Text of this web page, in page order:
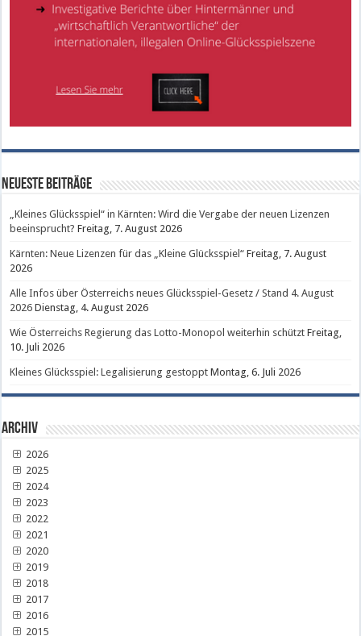
Neueste Beiträge
„Kleines Glücksspiel“ in Kärnten: Wird die Vergabe der neuen Lizenzen
beeinsprucht? Freitag, 7. August 2026
Kärnten: Neue Lizenzen für das „Kleine Glücksspiel“ Freitag, 7. August
2026
Alle Infos über Österreichs neues Glücksspiel-Gesetz / Stand 4. August
2026 Dienstag, 4. August 2026
Wie Österreichs Regierung das Lotto-Monopol weiterhin schützt Freitag,
10. Juli 2026
Kleines Glücksspiel: Legalisierung gestoppt Montag, 6. Juli 2026
Archiv
2026
2025
2024
2023
2022
2021
2020
2019
2018
2017
2016
2015